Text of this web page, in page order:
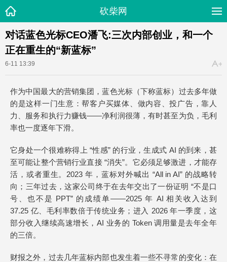
砍柴网
对话蓝色光标CEO潘飞:三次内部创业，和一个
正在重生的“新蓝标”
6-11 13:39
作为中国最大的营销集团，蓝色光标（下称蓝标）过去多年做
的是这样一门生意：帮客户买媒体、做内容、投广告，靠人
力、服务和执行力赚钱——净利润很薄，有时甚至为负，毛利
率也一度逐年下滑。
它身处一个很难称得上 “性感” 的行业，生成式 AI 的到来，甚
至可能让整个营销行业直接 “消失”。它必须足够激进，才能存
活，或者重生。2023 年，蓝标对外喊出 “All in AI” 的战略转
向；三年过去，这家公司终于在去年交出了一份证明 “不是口
号、也不是 PPT” 的成绩单——2025 年 AI 相关收入达到
37.25 亿、毛利率数倍于传统业务；进入 2026 年一季度，这
部分收入继续高速增长，AI 业务的 Token 调用量是去年全年
的三倍。
财报之外，过去几年蓝标内部也发生着一些不寻常的变化：在